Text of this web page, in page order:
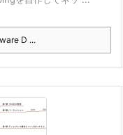
D ...